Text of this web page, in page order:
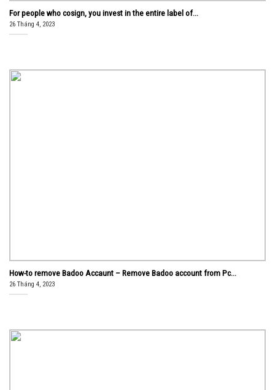
For people who cosign, you invest in the entire label of...
26 Tháng 4, 2023
How-to remove Badoo Accaunt – Remove Badoo account from Pc...
26 Tháng 4, 2023